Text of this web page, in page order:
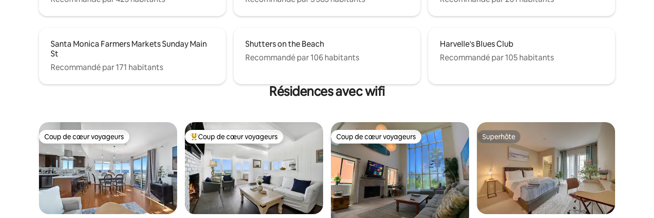
Santa Monica Farmers Markets Sunday Main
St
Recommandé par 171 habitants
Shutters on the Beach
Recommandé par 106 habitants
Harvelle's Blues Club
Recommandé par 105 habitants
Résidences avec wifi
Coup de cœur voyageurs
Coup de cœur voyageurs Coups de cœur voyageurs les plus appréciés
Coup de cœur voyageurs Coup de cœur voyageurs
Coup de cœur voyageurs Superhôte
Superhôte